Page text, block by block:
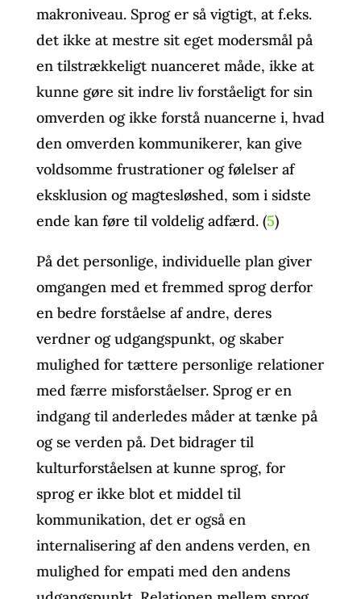
makroniveau. Sprog er så vigtigt, at f.eks.
det ikke at mestre sit eget modersmål på
en tilstrækkeligt nuanceret måde, ikke at
kunne gøre sit indre liv forståeligt for sin
omverden og ikke forstå nuancerne i, hvad
den omverden kommunikerer, kan give
voldsomme frustrationer og følelser af
eksklusion og magtesløshed, som i sidste
ende kan føre til voldelig adfærd. (5)
På det personlige, individuelle plan giver
omgangen med et fremmed sprog derfor
en bedre forståelse af andre, deres
verdner og udgangspunkt, og skaber
mulighed for tættere personlige relationer
med færre misforståelser. Sprog er en
indgang til anderledes måder at tænke på
og se verden på. Det bidrager til
kulturforståelsen at kunne sprog, for
sprog er ikke blot et middel til
kommunikation, det er også en
internalisering af den andens verden, en
mulighed for empati med den andens